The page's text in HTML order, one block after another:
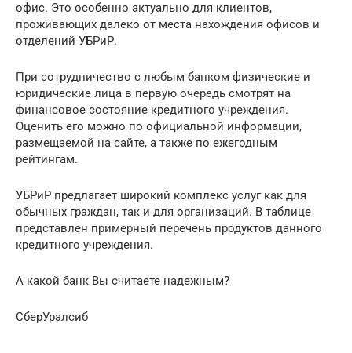
офис. Это особенно актуально для клиентов,
проживающих далеко от места нахождения офисов и
отделений УБРиР.
При сотрудничество с любым банком физические и
юридические лица в первую очередь смотрят на
финансовое состояние кредитного учреждения.
Оценить его можно по официальной информации,
размещаемой на сайте, а также по ежегодным
рейтингам.
УБРиР предлагает широкий комплекс услуг как для
обычных граждан, так и для организаций. В таблице
представлен примерный перечень продуктов данного
кредитного учреждения.
А какой банк Вы считаете надежным?
СберУралсиб